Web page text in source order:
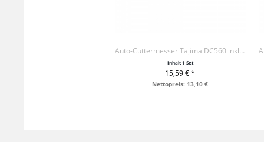
Auto-Cuttermesser Tajima DC560 inkl. 13 x Klingen
Inhalt1 Set
15,59 € *
+ IN DEN WARENKORB
Nettopreis: 13,10 €